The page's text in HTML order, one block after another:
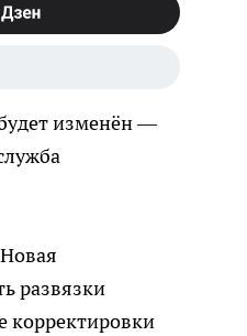
изменён —
развязки
корректировки